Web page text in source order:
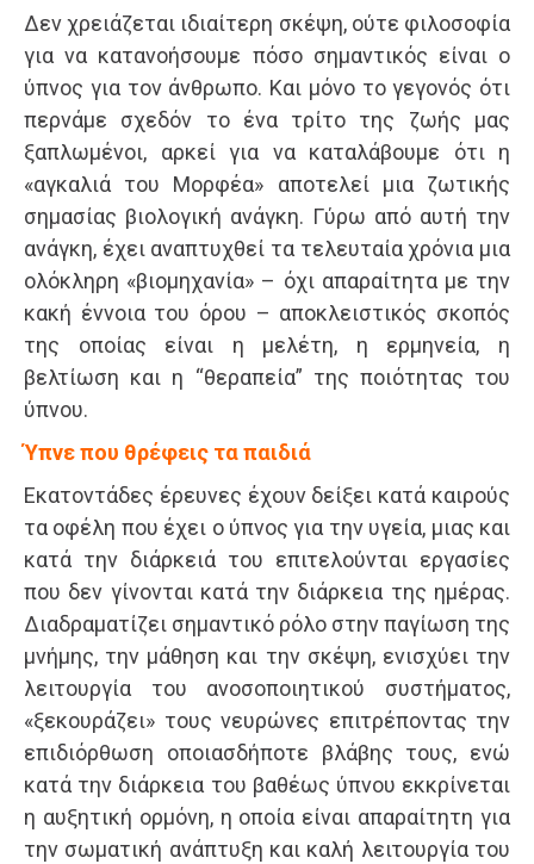
Δεν χρειάζεται ιδιαίτερη σκέψη, ούτε φιλοσοφία
για να κατανοήσουμε πόσο σημαντικός είναι ο
ύπνος για τον άνθρωπο. Και μόνο το γεγονός ότι
περνάμε σχεδόν το ένα τρίτο της ζωής μας
ξαπλωμένοι, αρκεί για να καταλάβουμε ότι η
«αγκαλιά του Μορφέα» αποτελεί μια ζωτικής
σημασίας βιολογική ανάγκη. Γύρω από αυτή την
ανάγκη, έχει αναπτυχθεί τα τελευταία χρόνια μια
ολόκληρη «βιομηχανία» – όχι απαραίτητα με την
κακή έννοια του όρου – αποκλειστικός σκοπός
της οποίας είναι η μελέτη, η ερμηνεία, η
βελτίωση και η “θεραπεία” της ποιότητας του
ύπνου.
Ύπνε που θρέφεις τα παιδιά
Εκατοντάδες έρευνες έχουν δείξει κατά καιρούς
τα οφέλη που έχει ο ύπνος για την υγεία, μιας και
κατά την διάρκειά του επιτελούνται εργασίες
που δεν γίνονται κατά την διάρκεια της ημέρας.
Διαδραματίζει σημαντικό ρόλο στην παγίωση της
μνήμης, την μάθηση και την σκέψη, ενισχύει την
λειτουργία του ανοσοποιητικού συστήματος,
«ξεκουράζει» τους νευρώνες επιτρέποντας την
επιδιόρθωση οποιασδήποτε βλάβης τους, ενώ
κατά την διάρκεια του βαθέως ύπνου εκκρίνεται
η αυξητική ορμόνη, η οποία είναι απαραίτητη για
την σωματική ανάπτυξη και καλή λειτουργία του